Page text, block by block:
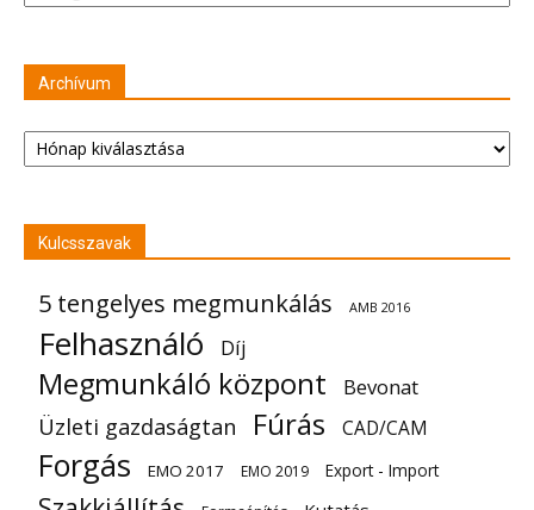
Archívum
Archívum
Kulcsszavak
5 tengelyes megmunkálás AMB 2016
Felhasználó Díj
Megmunkáló központ Bevonat
Üzleti gazdaságtan Fúrás CAD/CAM
Forgás EMO 2017 EMO 2019 Export - Import